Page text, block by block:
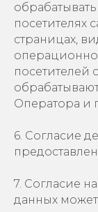
посетителях
страницах,
посетителей
Оператора и
6. Согласие
7. Согласие
данных может